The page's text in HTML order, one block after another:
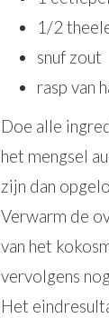
1/2
snuf zout
rasp van
Doe alle
het mengsel
zijn dan
Verwarm de
van het
vervolgens
Het